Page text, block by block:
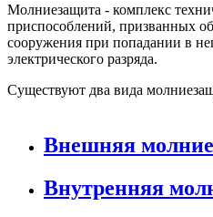
Молниезащита - комплекс
приспособлений, призванных
сооружения при попадании в
электрического разряда.
Существуют два вида
Внешняя
Внутренняя